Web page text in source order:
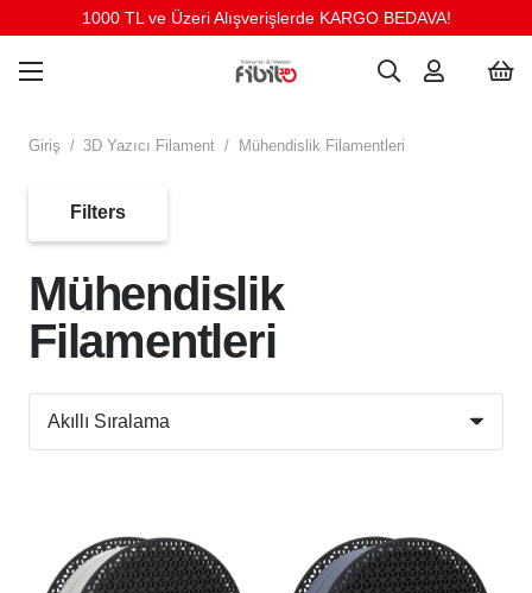
1000 TL ve Üzeri Alışverişlerde KARGO BEDAVA!
Giriş / 3D Yazıcı Filament / Mühendislik Filamentleri
Mühendislik
Filamentleri
Filters